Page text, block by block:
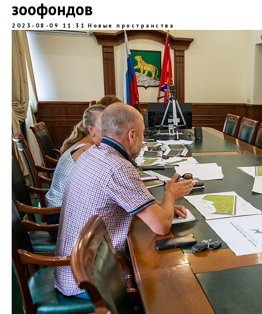
зоофондов
2023-08-09 11:31 Новые пространства